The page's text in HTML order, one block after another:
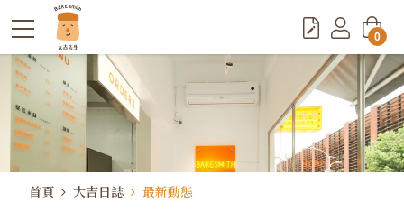
首頁 大吉日誌 最新動態
0